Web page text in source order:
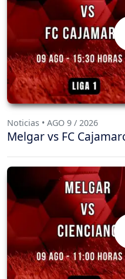
Noticias • AGO 9 / 2026
Melgar vs FC